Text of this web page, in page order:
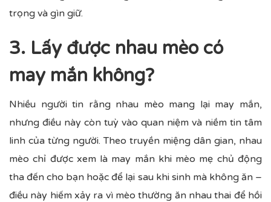
trọng và gìn giữ.
3. Lấy được nhau mèo có
may mắn không?
Nhiều người tin rằng nhau mèo mang lại may mắn,
nhưng điều này còn tuỳ vào quan niệm và niềm tin tâm
linh của từng người. Theo truyền miệng dân gian, nhau
mèo chỉ được xem là may mắn khi mèo mẹ chủ động
tha đến cho bạn hoặc để lại sau khi sinh mà không ăn –
điều này hiếm xảy ra vì mèo thường ăn nhau thai để hồi